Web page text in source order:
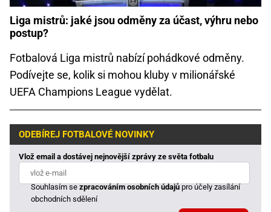
Liga mistrů: jaké jsou odměny za účast, výhru nebo
postup?
Fotbalová Liga mistrů nabízí pohádkové odměny.
Podívejte se, kolik si mohou kluby v milionářské
UEFA Champions League vydělat.
ODEBÍREJ FOTBALOVÉ NOVINKY
Vlož email a dostávej nejnovější zprávy ze světa fotbalu
Souhlasím sezpracováním osobních údajůpro účely zasílání
obchodních sdělení